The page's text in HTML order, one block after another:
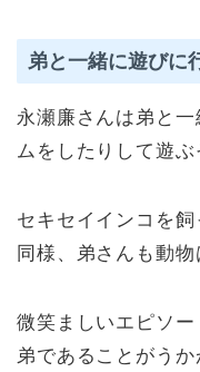
弟と一緒に遊びに
永瀬廉さんは弟と
ムをしたりして遊ぶ
セキセイインコを
同様、弟さんも動物
微笑ましいエピソ
弟であることがうか